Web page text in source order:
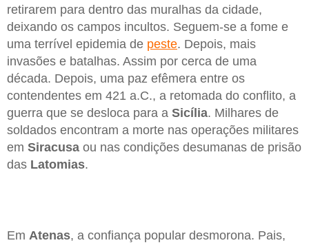
retirarem para dentro das muralhas da cidade,
deixando os campos incultos. Seguem-se a fome e
uma terrível epidemia de peste. Depois, mais
invasões e batalhas. Assim por cerca de uma
década. Depois, uma paz efêmera entre os
contendentes em 421 a.C., a retomada do conflito, a
guerra que se desloca para a Sicília. Milhares de
soldados encontram a morte nas operações militares
em Siracusa ou nas condições desumanas de prisão
das Latomias.
Em Atenas, a confiança popular desmorona. Pais,